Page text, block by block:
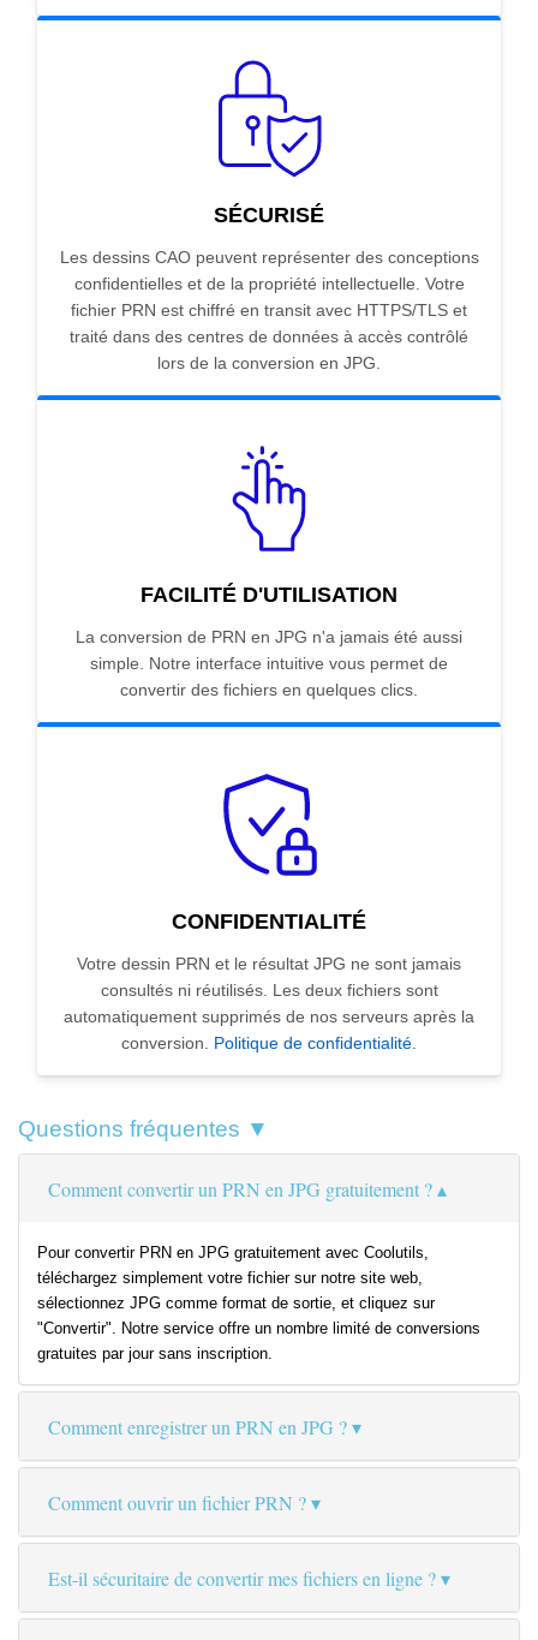
SÉCURISÉ
Les dessins CAO peuvent représenter des conceptions
confidentielles et de la propriété intellectuelle. Votre
fichier PRN est chiffré en transit avec HTTPS/TLS et
traité dans des centres de données à accès contrôlé
lors de la conversion en JPG.
FACILITÉ D'UTILISATION
La conversion de PRN en JPG n'a jamais été aussi
simple. Notre interface intuitive vous permet de
convertir des fichiers en quelques clics.
CONFIDENTIALITÉ
Votre dessin PRN et le résultat JPG ne sont jamais
consultés ni réutilisés. Les deux fichiers sont
automatiquement supprimés de nos serveurs après la
conversion. Politique de confidentialité.
Questions fréquentes ▼
Comment convertir un PRN en JPG gratuitement ?
Pour convertir PRN en JPG gratuitement avec Coolutils,
téléchargez simplement votre fichier sur notre site web,
sélectionnez JPG comme format de sortie, et cliquez sur
"Convertir". Notre service offre un nombre limité de conversions
gratuites par jour sans inscription.
Comment enregistrer un PRN en JPG ?
Comment ouvrir un fichier PRN ?
Est-il sécuritaire de convertir mes fichiers en ligne ?